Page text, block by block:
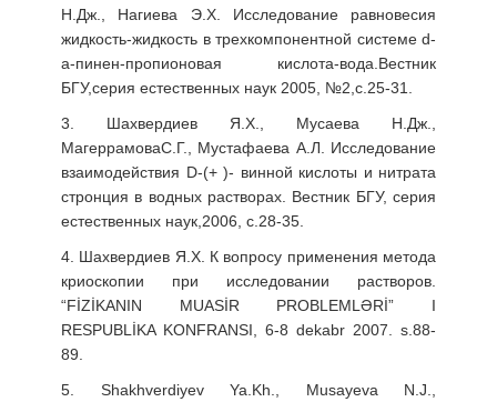
Н.Дж., Нагиева Э.Х. Исследование равновесия
жидкость-жидкость в трехкомпонентной системе d-
a-пинен-пропионовая кислота-вода.Вестник
БГУ,серия естественных наук 2005, №2,с.25-31.
3. Шахвердиев Я.Х., Мусаева Н.Дж.,
МагеррамоваС.Г., Мустафаева А.Л. Исследование
взаимодействия D-(+ )- винной кислоты и нитрата
стронция в водных растворах. Вестник БГУ, серия
естественных наук,2006, с.28-35.
4. Шахвердиев Я.Х. К вопросу применения метода
криоскопии при исследовании растворов.
“FİZİKANIN MUASİR PROBLEMLƏRİ” I
RESPUBLİKA KONFRANSI, 6-8 dekabr 2007. s.88-
89.
5. Shakhverdiyev Ya.Kh., Musayeva N.J.,